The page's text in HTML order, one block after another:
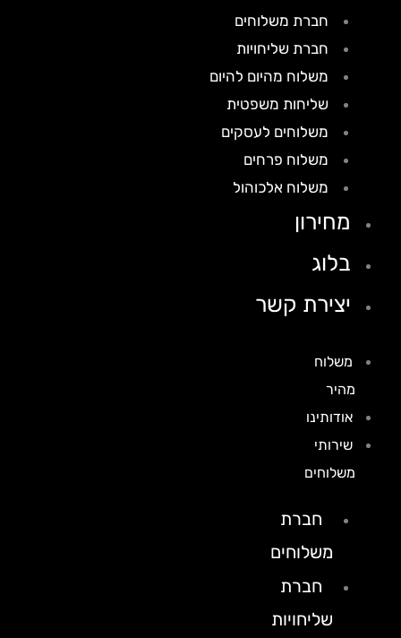
חברת משלוחים
חברת שליחויות
משלוח מהיום להיום
שליחות משפטית
משלוחים לעסקים
משלוח פרחים
משלוח אלכוהול
מחירון
בלוג
יצירת קשר
משלוח
אודותינו
שירותי
משלוחים
חברת
משלוחים
חברת
שליחויות